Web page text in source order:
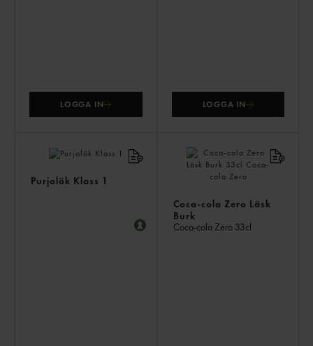
LOGGA IN LOGGA IN
Purjolök Klass 1
Coca-cola Zero Läsk
Burk
Coca-cola Zero 33cl